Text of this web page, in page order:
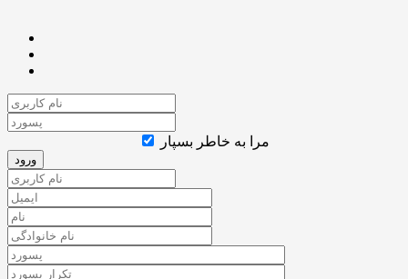
مرا به خاطر بسپار